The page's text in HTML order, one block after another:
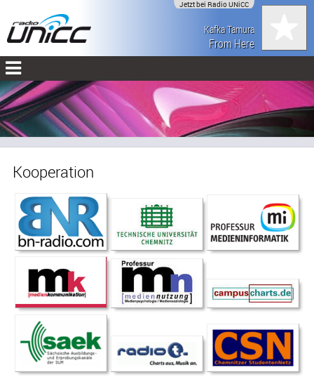
Jetzt bei Radio UNiCC
Kafka Tamura
From Here
Kooperation